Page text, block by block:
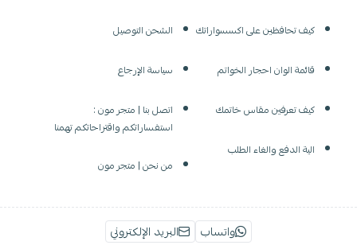
كيف تحافظين على اكسسواراتك
قائمة الوان احجار الخواتم
كيف تعرفين مقاس خاتمك
الية الدفع والغاء الطلب
الشحن التوصيل
سياسة الإرجاع
اتصل بنا | متجر مون :
استفساراتكم واقتراحاتكم تهمنا
من نحن | متجر مون
واتساب البريد الإلكتروني